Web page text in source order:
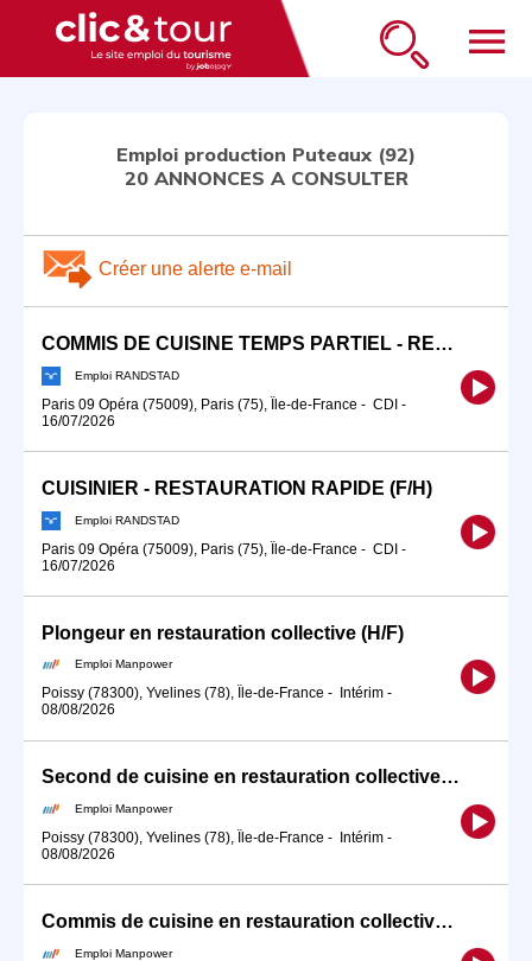
menu
Emploi production Puteaux (92)
20 ANNONCES A CONSULTER
Créer une alerte e-mail
COMMIS DE CUISINE TEMPS PARTIEL - RESTAURATION RAPIDE (F/H)
Emploi RANDSTAD
Paris 09 Opéra (75009), Paris (75), Île-de-France - CDI -
16/07/2026
CUISINIER - RESTAURATION RAPIDE (F/H)
Emploi RANDSTAD
Paris 09 Opéra (75009), Paris (75), Île-de-France - CDI -
16/07/2026
Plongeur en restauration collective (H/F)
Emploi Manpower
Poissy (78300), Yvelines (78), Île-de-France - Intérim -
08/08/2026
Second de cuisine en restauration collective (H/F)
Emploi Manpower
Poissy (78300), Yvelines (78), Île-de-France - Intérim -
08/08/2026
Commis de cuisine en restauration collective (H/F)
Emploi Manpower